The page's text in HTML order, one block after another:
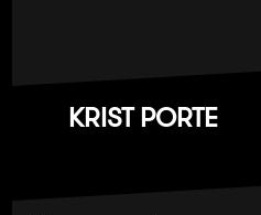
KRIST PORTE